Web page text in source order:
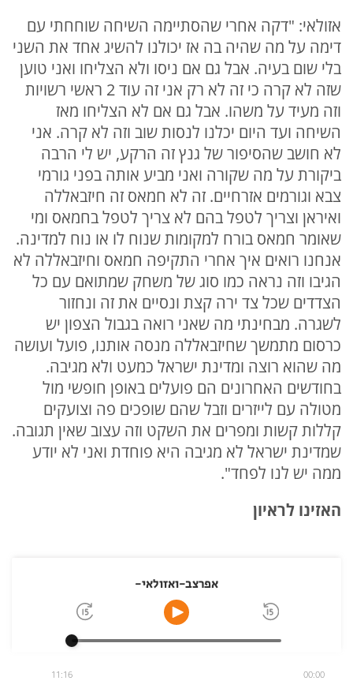
אזולאי: "דקה אחרי שהסתיימה השיחה שוחחתי עם
דימה על מה שהיה בה אז יכולנו להשיג אחד את השני
בלי שום בעיה. אבל גם אם ניסו ולא הצליחו ואני טוען
שזה לא קרה כי זה לא רק אני זה עוד 2 ראשי רשויות
וזה מעיד על משהו. אבל גם אם לא הצליחו מאז
השיחה ועד היום יכלנו לנסות שוב וזה לא קרה. אני
לא חושב שהסיפור של גנץ זה הרקע, יש לי הרבה
ביקורת על מה שקורה ואני מביע אותה בפני גורמי
צבא וגורמים אזרחיים. זה לא חמאס זה חיזבאללה
ואיראן וצריך לטפל בהם לא צריך לטפל בחמאס ומי
שאומר חמאס בורח למקומות שנוח לו או נוח למדינה.
אנחנו רואים איך אחרי התקיפה חמאס וחיזבאללה לא
הגיבו וזה נראה כמו סוג של משחק שמתואם עם כל
הצדדים שכל צד ירה קצת ונסיים את זה ונחזור
לשגרה. מבחינתי מה שאני רואה בגבול הצפון יש
כרסום מתמשך שחיזבאללה מנסה אותנו, פועל ועושה
מה שהוא רוצה ומדינת ישראל כמעט ולא מגיבה.
בחודשים האחרונים הם פועלים באופן חופשי מול
מטולה עם לייזרים וזבל שהם שופכים פה וצועקים
קללות קשות ומפרים את השקט וזה עצוב שאין תגובה.
שמדינת ישראל לא מגיבה היא פוחדת ואני לא יודע
ממה יש לנו לפחד".
האזינו לראיון
אפרצב-ואזולאי-
00:00
11:16